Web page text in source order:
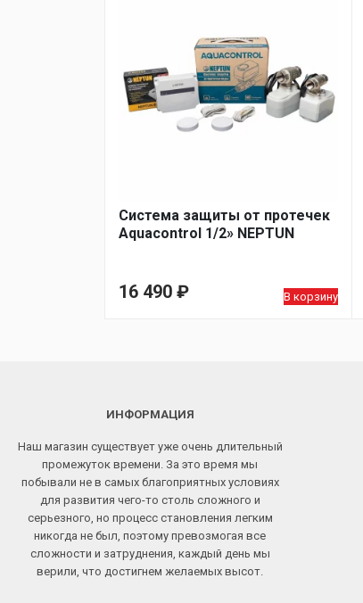
Система защиты от протечек
Aquacontrol 1/2» NEPTUN
16 490 ₽ В корзину
ИНФОРМАЦИЯ
Наш магазин существует уже очень длительный
промежуток времени. За это время мы
побывали не в самых благоприятных условиях
для развития чего-то столь сложного и
серьезного, но процесс становления легким
никогда не был, поэтому превозмогая все
сложности и затруднения, каждый день мы
верили, что достигнем желаемых высот.